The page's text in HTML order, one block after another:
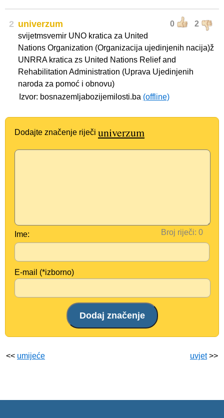
2 0 2
univerzum
svijetmsvemir UNO kratica za United
Nations Organization (Organizacija ujedinjenih nacija)ž
UNRRA kratica zs United Nations Relief and
Rehabilitation Administration (Uprava Ujedinjenih
naroda za pomoć i obnovu)
Izvor: bosnazemljabozijemilosti.ba (offline)
Dodajte značenje riječi univerzum
Broj riječi:
Ime:
E-mail (*izborno)
<< umijeće uvjet>>